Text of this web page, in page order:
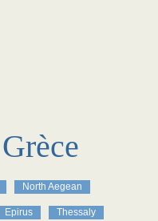
North Aegean
Epirus Thessaly